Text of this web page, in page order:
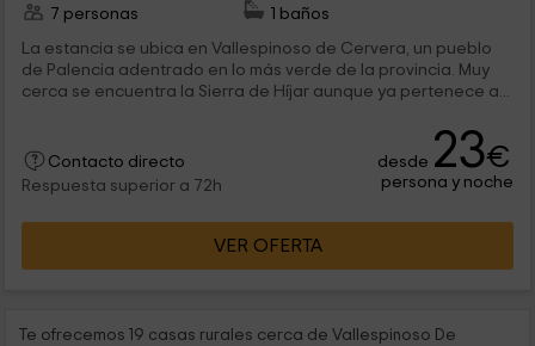
7 personas
1 baños
La estancia se ubica en Vallespinoso de Cervera, un pueblo
de Palencia adentrado en lo más verde de la provincia. Muy
cerca se encuentra la Sierra de Híjar aunque ya pertenece a...
Contacto directo
Respuesta superior a 72h
desde 23€
persona y noche
VER OFERTA
Te ofrecemos 19 casas rurales cerca de Vallespinoso De